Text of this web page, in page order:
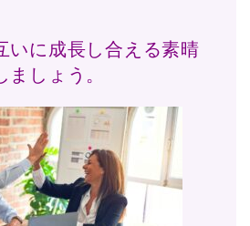
いに成長し合える素晴
ましょう。